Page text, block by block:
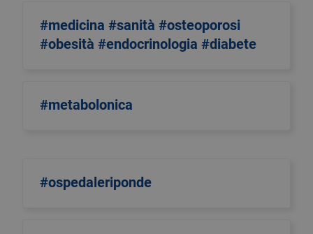
#medicina #sanità #osteoporosi
#obesità #endocrinologia #diabete
#metabolonica
#ospedaleriponde